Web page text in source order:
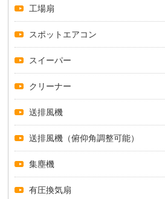
工場扇
スポットエアコン
スイーパー
クリーナー
送排風機
送排風機（俯仰角調整可能）
集塵機
有圧換気扇